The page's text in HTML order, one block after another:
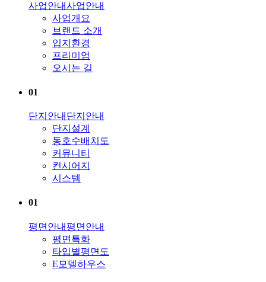
사업안내사업안내
사업개요
브랜드 소개
입지환경
프리미엄
오시는 길
01
단지안내 단지안내
단지설계
동호수배치도
커뮤니티
컨시어지
시스템
01
평면안내평면안내
평면특화
타입별평면도
E모델하우스